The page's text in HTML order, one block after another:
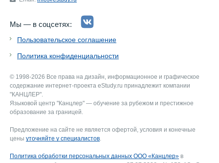
Мы — в соцсетях:
Пользовательское соглашение
Политика конфиденциальности
© 1998-2026 Все права на дизайн, информационное и графическое
содержание интернет-проекта eStudy.ru принадлежит компании
"КАНЦЛЕР".
Языковой центр "Канцлер" — обучение за рубежом и престижное
образование за границей.
Предложение на сайте не является офертой, условия и конечные
цены уточняйте у специалистов
Политика обработки персональных данных ООО «Канцлер» в